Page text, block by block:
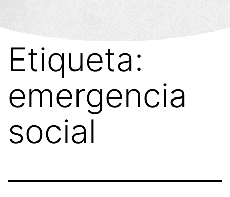
Etiqueta:
emergencia
social